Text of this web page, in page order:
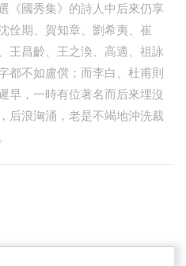
《國秀集》的詩人中后來仍享
佺期、賀知章、劉希夷、崔
王昌齡、王之渙、高適、祖詠
都不如盧僎；而李白、杜甫則
早，一時有位著名而后來埋沒
后浪洶涌，老是不竭地沖洗裁